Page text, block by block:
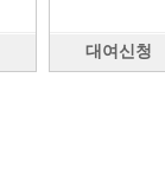
대여신청